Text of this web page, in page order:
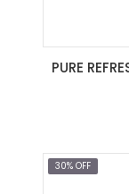
30% OFF